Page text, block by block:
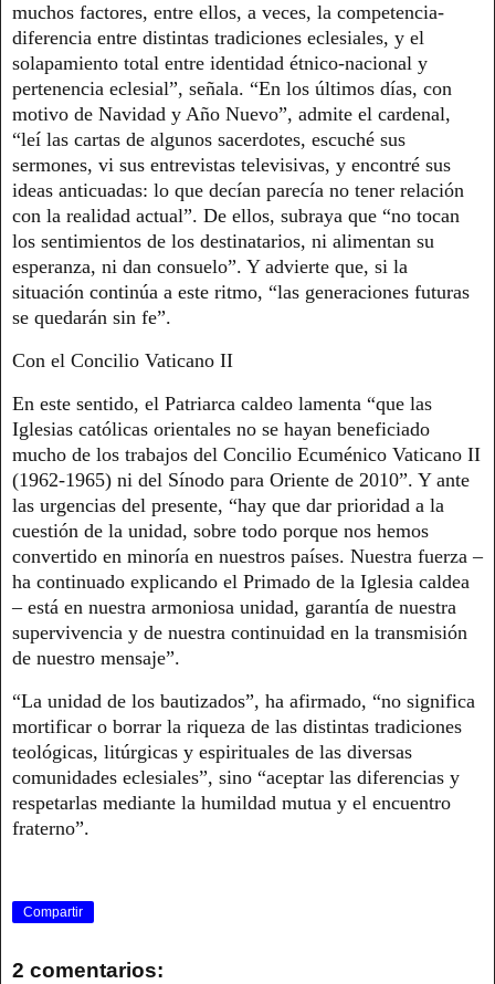
muchos factores, entre ellos, a veces, la competencia-
diferencia entre distintas tradiciones eclesiales, y el
solapamiento total entre identidad étnico-nacional y
pertenencia eclesial”, señala. “En los últimos días, con
motivo de Navidad y Año Nuevo”, admite el cardenal,
“leí las cartas de algunos sacerdotes, escuché sus
sermones, vi sus entrevistas televisivas, y encontré sus
ideas anticuadas: lo que decían parecía no tener relación
con la realidad actual”. De ellos, subraya que “no tocan
los sentimientos de los destinatarios, ni alimentan su
esperanza, ni dan consuelo”. Y advierte que, si la
situación continúa a este ritmo, “las generaciones futuras
se quedarán sin fe”.
Con el Concilio Vaticano II
En este sentido, el Patriarca caldeo lamenta “que las
Iglesias católicas orientales no se hayan beneficiado
mucho de los trabajos del Concilio Ecuménico Vaticano II
(1962-1965) ni del Sínodo para Oriente de 2010”. Y ante
las urgencias del presente, “hay que dar prioridad a la
cuestión de la unidad, sobre todo porque nos hemos
convertido en minoría en nuestros países. Nuestra fuerza –
ha continuado explicando el Primado de la Iglesia caldea
– está en nuestra armoniosa unidad, garantía de nuestra
supervivencia y de nuestra continuidad en la transmisión
de nuestro mensaje”.
“La unidad de los bautizados”, ha afirmado, “no significa
mortificar o borrar la riqueza de las distintas tradiciones
teológicas, litúrgicas y espirituales de las diversas
comunidades eclesiales”, sino “aceptar las diferencias y
respetarlas mediante la humildad mutua y el encuentro
fraterno”.
Compartir
2 comentarios: